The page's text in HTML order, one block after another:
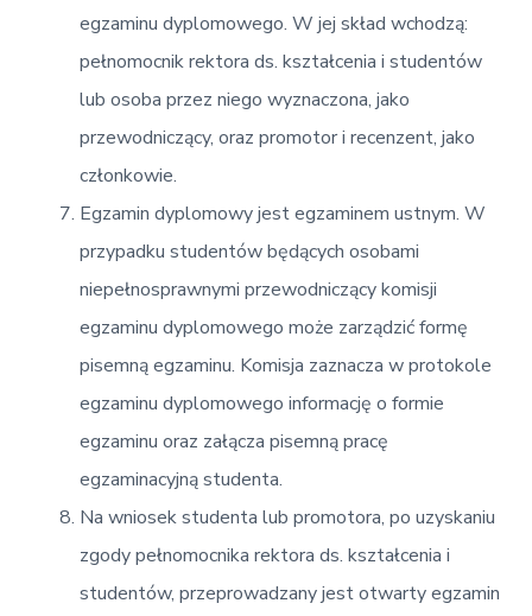
egzaminu dyplomowego. W jej skład wchodzą:
pełnomocnik rektora ds. kształcenia i studentów
lub osoba przez niego wyznaczona, jako
przewodniczący, oraz promotor i recenzent, jako
członkowie.
Egzamin dyplomowy jest egzaminem ustnym. W
przypadku studentów będących osobami
niepełnosprawnymi przewodniczący komisji
egzaminu dyplomowego może zarządzić formę
pisemną egzaminu. Komisja zaznacza w protokole
egzaminu dyplomowego informację o formie
egzaminu oraz załącza pisemną pracę
egzaminacyjną studenta.
Na wniosek studenta lub promotora, po uzyskaniu
zgody pełnomocnika rektora ds. kształcenia i
studentów, przeprowadzany jest otwarty egzamin